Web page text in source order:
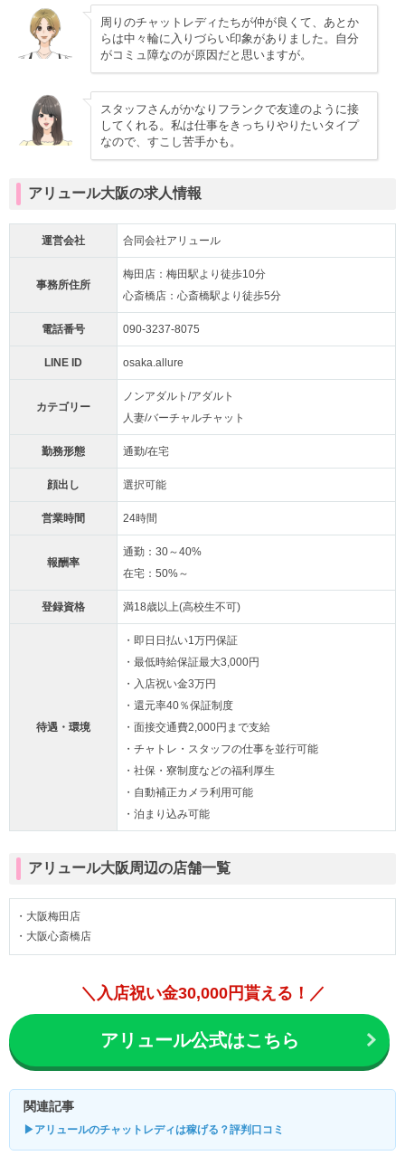
周りのチャットレディたちが仲が良くて、あとか
らは中々輪に入りづらい印象がありました。自分
がコミュ障なのが原因だと思いますが。
スタッフさんがかなりフランクで友達のように接
してくれる。私は仕事をきっちりやりたいタイプ
なので、すこし苦手かも。
アリュール大阪の求人情報
運営会社 合同会社アリュール
事務所住所
梅田店：梅田駅より徒歩10分
心斎橋店：心斎橋駅より徒歩5分
電話番号 090-3237-8075
LINE ID osaka.allure
カテゴリー
ノンアダルト/アダルト
人妻/バーチャルチャット
勤務形態 通勤/在宅
顔出し 選択可能
営業時間 24時間
報酬率
通勤：30～40%
在宅：50%～
登録資格 満18歳以上(高校生不可)
待遇・環境
・即日日払い1万円保証
・最低時給保証最大3,000円
・入店祝い金3万円
・還元率40％保証制度
・面接交通費2,000円まで支給
・チャトレ・スタッフの仕事を並行可能
・社保・寮制度などの福利厚生
・自動補正カメラ利用可能
・泊まり込み可能
アリュール大阪周辺の店舗一覧
・大阪梅田店
・大阪心斎橋店
＼入店祝い金30,000円貰える！／
アリュール公式はこちら
関連記事
▶アリュールのチャットレディは稼げる？評判口コミ